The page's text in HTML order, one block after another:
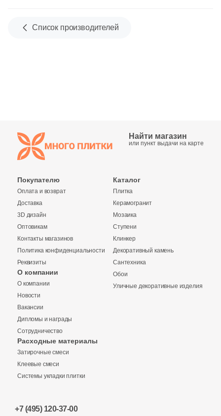
20x20
60x60
Производитель
Laparet
Altacera
Alma Ceramica
Delacora
New Trend
Россия
Список производителей
Найти магазин
или пункт выдачи на карте
Покупателю
Оплата и возврат
Доставка
3D дизайн
Оптовикам
Контакты магазинов
Политика конфиденциальности
Реквизиты
О компании
О компании
Новости
Вакансии
Дипломы и награды
Сотрудничество
Расходные материалы
Затирочные смеси
Клеевые смеси
Системы укладки плитки
Каталог
Плитка
Керамогранит
Мозаика
Ступени
Клинкер
Декоративный камень
Сантехника
Обои
Уличные декоративные изделия
+7 (495) 120-37-00